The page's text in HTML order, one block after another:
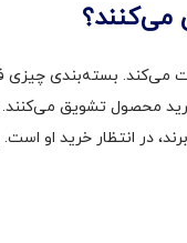
می‌کنند؟
بسته‌بندی چیزی
خرید محصول تشویق می‌کنند.
در انتظار خرید او